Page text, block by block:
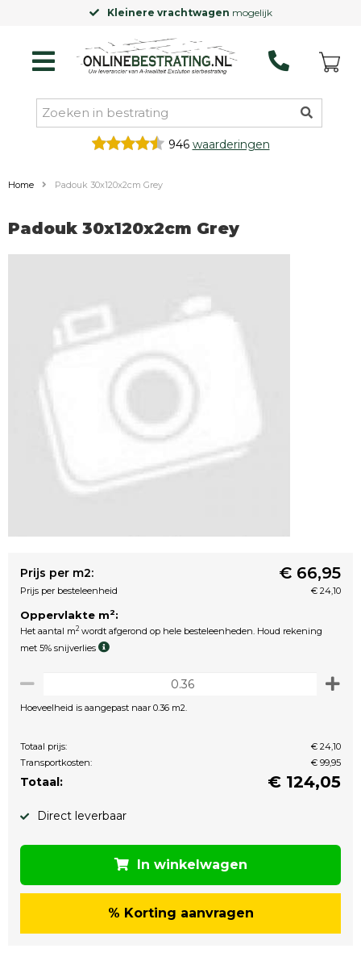
Kleinere vrachtwagen mogelijk
946 waarderingen
Home Padouk 30x120x2cm Grey
Padouk 30x120x2cm Grey
Prijs per m2: € 66,95
Prijs per besteleenheid € 24,10
Oppervlakte m2:
Het aantal m2 wordt afgerond op hele besteleenheden. Houd rekening
met 5% snijverlies
Hoeveelheid is aangepast naar 0.36 m2.
Totaal prijs:
€ 24,10
Transportkosten:
€ 99,95
Totaal: € 124,05
Direct leverbaar
In winkelwagen
% Korting aanvragen